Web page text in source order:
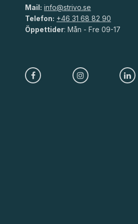
Mail: info@strivo.se
Telefon: +46 31 68 82 90
Öppettider: Mån - Fre 09-17